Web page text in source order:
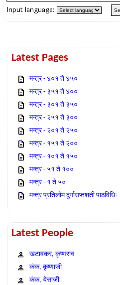
Input language:
Latest Pages
मन्त्र - ४०१ ते ४५०
मन्त्र - ३५१ ते ४००
मन्त्र - ३०१ ते ३५०
मन्त्र - २५१ ते ३००
मन्त्र - २०१ ते २५०
मन्त्र - १५१ ते २००
मन्त्र - १०१ ते १५०
मन्त्र - ५१ ते १००
मन्त्र - १ ते ५०
मन्त्र प्रतिलोम दुर्गासप्तशती पाठविधिः
Latest People
खटावकर, कृष्णराव
कंक, कृष्णाजी
कंक, येसाजी